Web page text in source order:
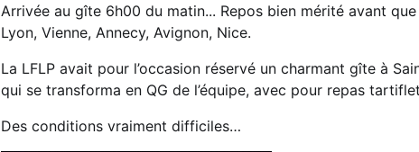
Arrivée au gîte 6h00 du matin... Repos bien mérité avant
Lyon, Vienne, Annecy, Avignon, Nice.
La LFLP avait pour l’occasion réservé un charmant gîte à
qui se transforma en QG de l’équipe, avec pour repas
Des conditions vraiment difficiles…